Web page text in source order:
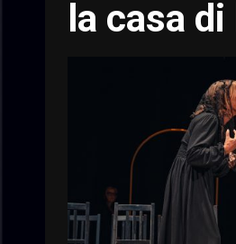
la casa